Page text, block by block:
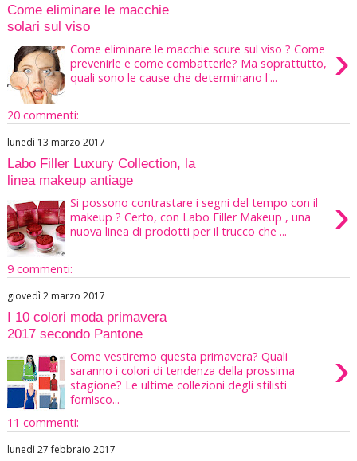
Come eliminare le macchie
solari sul viso
›
Come eliminare le macchie scure sul viso ? Come
prevenirle e come combatterle? Ma soprattutto,
quali sono le cause che determinano l'...
20 commenti:
lunedì 13 marzo 2017
Labo Filler Luxury Collection, la
linea makeup antiage
›
Si possono contrastare i segni del tempo con il
makeup ? Certo, con Labo Filler Makeup , una
nuova linea di prodotti per il trucco che ...
9 commenti:
giovedì 2 marzo 2017
I 10 colori moda primavera
2017 secondo Pantone
›
Come vestiremo questa primavera? Quali
saranno i colori di tendenza della prossima
stagione? Le ultime collezioni degli stilisti
fornisco...
11 commenti:
lunedì 27 febbraio 2017